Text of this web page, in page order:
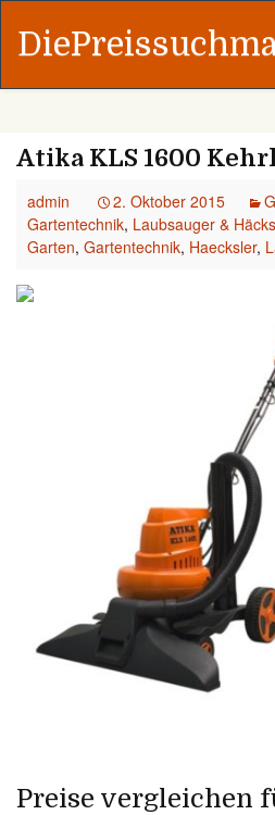
Atika KLS 1600
admin 2. Oktober 2015
Gartentechnik, Laubsauger &
Garten, Gartentechnik, Haecksler,
Preise vergleichen